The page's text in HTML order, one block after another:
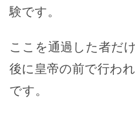
験です。
ここを通過した者だ
後に皇帝の前で行わ
です。